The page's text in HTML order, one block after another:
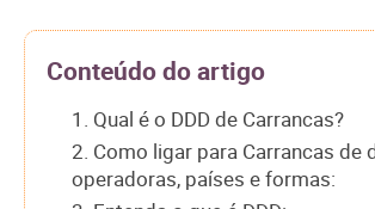
Conteúdo do artigo
1. Qual é o DDD de Carrancas?
2. Como ligar para Carrancas de
operadoras, países e formas: